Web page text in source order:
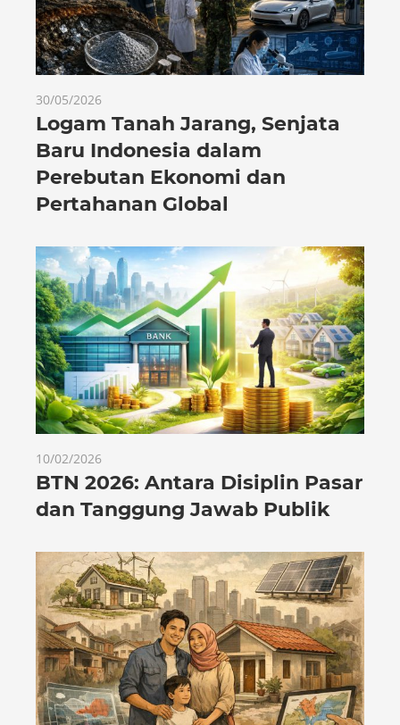
30/05/2026
Logam Tanah Jarang, Senjata
Baru Indonesia dalam
Perebutan Ekonomi dan
Pertahanan Global
10/02/2026
BTN 2026: Antara Disiplin Pasar
dan Tanggung Jawab Publik